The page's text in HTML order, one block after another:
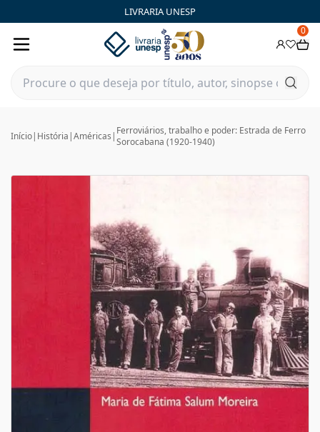
LIVRARIA UNESP
0
Início| História |Américas | Ferroviários, trabalho e poder: Estrada de Ferro
Sorocabana (1920-1940)